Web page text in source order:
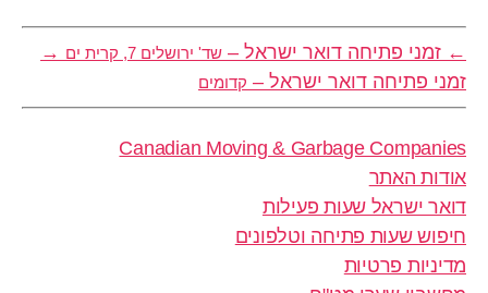
← זמני פתיחה דואר ישראל – שד' ירושלים 7, קרית ים
→
זמני פתיחה דואר ישראל – קדומים
Canadian Moving & Garbage Companies
אודות האתר
דואר ישראל שעות פעילות
חיפוש שעות פתיחה וטלפונים
מדיניות פרטיות